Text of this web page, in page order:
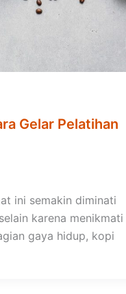
Gelar Pelatihan
ini semakin diminati
karena menikmati
gaya hidup, kopi